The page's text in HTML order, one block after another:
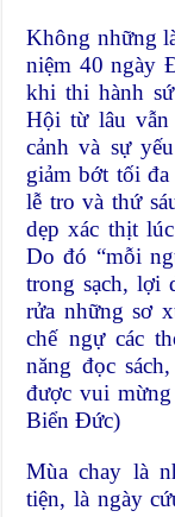
Không những
niệm 40 ngày
khi thi hành
Hội từ lâu vẫn
cảnh và sự
giảm bớt tối
lễ tro và thứ
dẹp xác thịt
Do đó “mỗi
trong sạch, lợi
rửa những sơ
chế ngự các
năng đọc
được vui
Biển Đức)
Mùa chay là
tiện, là ngày